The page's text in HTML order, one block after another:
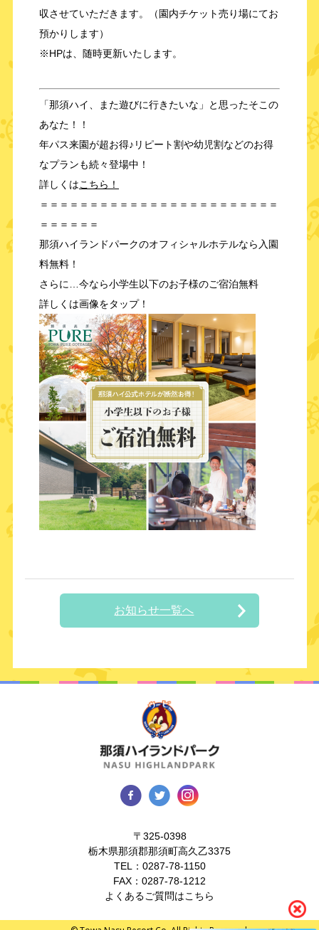
収させていただきます。（園内チケット売り場にてお
預かりします）
※HPは、随時更新いたします。
「那須ハイ、また遊びに行きたいな」と思ったそこの
あなた！！
年パス来園が超お得♪リピート割や幼児割などのお得
なプランも続々登場中！
詳しくはこちら！
＝＝＝＝＝＝＝＝＝＝＝＝＝＝＝＝＝＝＝＝＝＝＝＝
＝＝＝＝＝＝
那須ハイランドパークのオフィシャルホテルなら入園
料無料！
さらに…今なら小学生以下のお子様のご宿泊無料
詳しくは画像をタップ！
お知らせ一覧へ
〒325-0398
栃木県那須郡那須町高久乙3375
TEL： 0287-78-1150
FAX：0287-78-1212
よくあるご質問はこちら